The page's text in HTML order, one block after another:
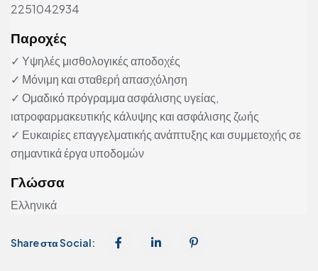
2251042934
Παροχές
✓ Υψηλές μισθολογικές αποδοχές
✓ Μόνιμη και σταθερή απασχόληση
✓ Ομαδικό πρόγραμμα ασφάλισης υγείας,
ιατροφαρμακευτικής κάλυψης και ασφάλισης ζωής
✓ Ευκαιρίες επαγγελματικής ανάπτυξης και συμμετοχής σε
σημαντικά έργα υποδομών
Γλώσσα
Ελληνικά
Share στα Social: